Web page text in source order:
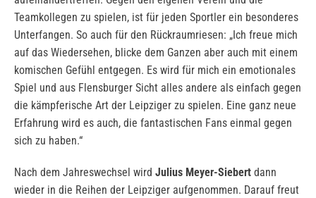
Teamkollegen zu spielen, ist für jeden Sportler ein besonderes
Unterfangen. So auch für den Rückraumriesen: „Ich freue mich
auf das Wiedersehen, blicke dem Ganzen aber auch mit einem
komischen Gefühl entgegen. Es wird für mich ein emotionales
Spiel und aus Flensburger Sicht alles andere als einfach gegen
die kämpferische Art der Leipziger zu spielen. Eine ganz neue
Erfahrung wird es auch, die fantastischen Fans einmal gegen
sich zu haben.“
Nach dem Jahreswechsel wird Julius Meyer-Siebert dann
wieder in die Reihen der Leipziger aufgenommen. Darauf freut